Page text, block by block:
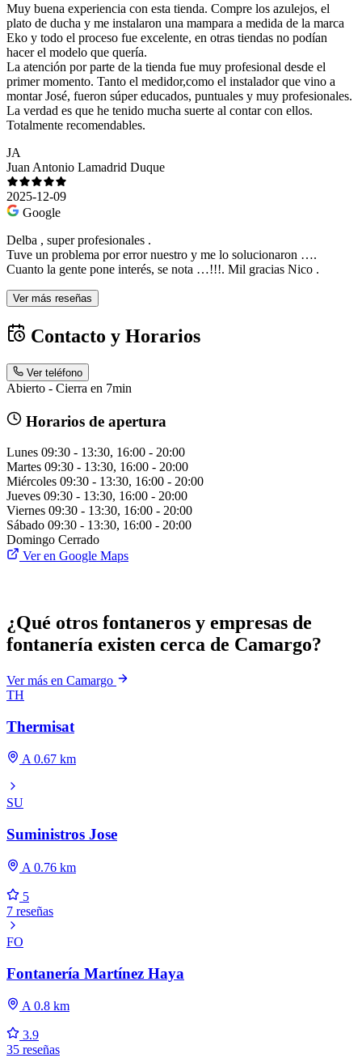
Muy buena experiencia con esta tienda. Compre los azulejos, el
plato de ducha y me instalaron una mampara a medida de la marca
Eko y todo el proceso fue excelente, en otras tiendas no podían
hacer el modelo que quería.
La atención por parte de la tienda fue muy profesional desde el
primer momento. Tanto el medidor,como el instalador que vino a
montar José, fueron súper educados, puntuales y muy profesionales.
La verdad es que he tenido mucha suerte al contar con ellos.
Totalmente recomendables.
JA
Juan Antonio Lamadrid Duque
2025-12-09
Google
Delba , super profesionales .
Tuve un problema por error nuestro y me lo solucionaron ….
Cuanto la gente pone interés, se nota …!!!. Mil gracias Nico .
Ver más reseñas
Contacto y Horarios
Ver teléfono
Abierto - Cierra en 7min
Horarios de apertura
Lunes 09:30 - 13:30, 16:00 - 20:00
Martes 09:30 - 13:30, 16:00 - 20:00
Miércoles 09:30 - 13:30, 16:00 - 20:00
Jueves 09:30 - 13:30, 16:00 - 20:00
Viernes 09:30 - 13:30, 16:00 - 20:00
Sábado 09:30 - 13:30, 16:00 - 20:00
Domingo Cerrado
Ver en Google Maps
¿Qué otros fontaneros y empresas de
fontanería existen cerca de Camargo?
Ver más en Camargo
TH
Thermisat
A 0.67 km
SU
Suministros Jose
A 0.76 km
5
7 reseñas
FO
Fontanería Martínez Haya
A 0.8 km
3.9
35 reseñas